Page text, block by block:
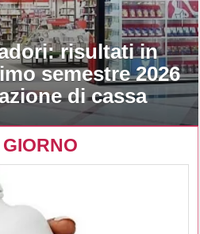
risultati in
semestre 2026
di cassa